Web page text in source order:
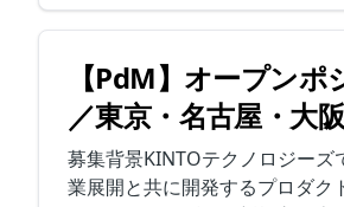
【PdM】オープンポ
／東京・名古屋・大阪
募集背景KINTOテクノロジーズ
業展開と共に開発するプロダク